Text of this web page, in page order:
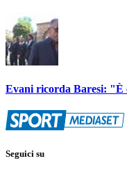
Evani ricorda Baresi: "È
Seguici su